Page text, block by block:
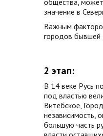
общества, может
значение в
Важным
городов бывшей
2 этап:
В 14 веке Русь
под властью
Витебское,
независимость,
большую часть